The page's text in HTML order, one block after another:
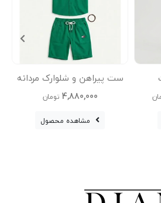
ست پیراهن و شلوارک مردانه
4,880,000 تومان
مشاهده محصول